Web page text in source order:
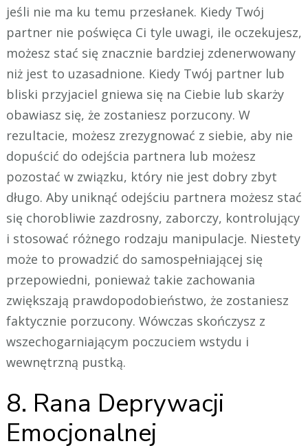
jeśli nie ma ku temu przesłanek. Kiedy Twój
partner nie poświęca Ci tyle uwagi, ile oczekujesz,
możesz stać się znacznie bardziej zdenerwowany
niż jest to uzasadnione. Kiedy Twój partner lub
bliski przyjaciel gniewa się na Ciebie lub skarży
obawiasz się, że zostaniesz porzucony. W
rezultacie, możesz zrezygnować z siebie, aby nie
dopuścić do odejścia partnera lub możesz
pozostać w związku, który nie jest dobry zbyt
długo. Aby uniknąć odejściu partnera możesz stać
się chorobliwie zazdrosny, zaborczy, kontrolujący
i stosować różnego rodzaju manipulacje. Niestety
może to prowadzić do samospełniającej się
przepowiedni, ponieważ takie zachowania
zwiększają prawdopodobieństwo, że zostaniesz
faktycznie porzucony. Wówczas skończysz z
wszechogarniającym poczuciem wstydu i
wewnętrzną pustką.
8. Rana Deprywacji
Emocjonalnej